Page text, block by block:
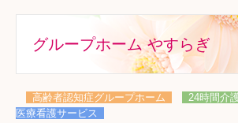
会社案内
グループホーム やすらぎ
高齢者認知症グループホーム 24時間介
医療看護サービス